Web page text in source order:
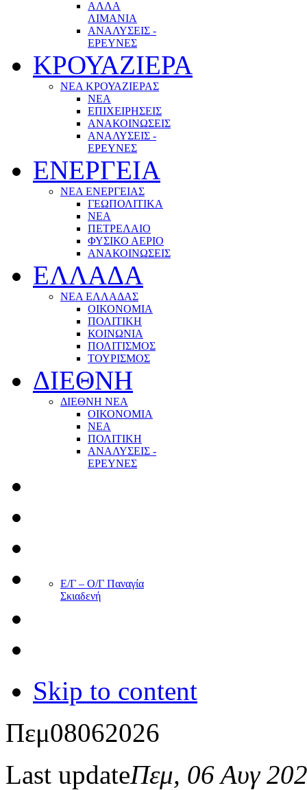
ΑΛΛΑ
ΛΙΜΑΝΙΑ
ΑΝΑΛΥΣΕΙΣ -
ΕΡΕΥΝΕΣ
ΚΡΟΥΑΖΙΕΡΑ
ΝΕΑ ΚΡΟΥΑΖΙΕΡΑΣ
NEA
ΕΠΙΧΕΙΡΗΣΕΙΣ
ΑΝΑΚΟΙΝΩΣΕΙΣ
ΑΝΑΛΥΣΕΙΣ -
ΕΡΕΥΝΕΣ
ΕΝΕΡΓΕΙΑ
ΝΕΑ ΕΝΕΡΓΕΙΑΣ
ΓΕΩΠΟΛΙΤΙΚΑ
ΝΕΑ
ΠΕΤΡΕΛΑΙΟ
ΦΥΣΙΚΟ ΑΕΡΙΟ
ΑΝΑΚΟΙΝΩΣΕΙΣ
ΕΛΛΑΔΑ
ΝΕΑ ΕΛΛΑΔΑΣ
ΟΙΚΟΝΟΜΙΑ
ΠΟΛΙΤΙΚΗ
ΚΟΙΝΩΝΙΑ
ΠΟΛΙΤΙΣΜΟΣ
ΤΟΥΡΙΣΜΟΣ
ΔΙΕΘΝΗ
ΔΙΕΘΝΗ ΝΕΑ
ΟΙΚΟΝΟΜΙΑ
ΝΕΑ
ΠΟΛΙΤΙΚΗ
ΑΝΑΛΥΣΕΙΣ -
ΕΡΕΥΝΕΣ
Ε/Γ – Ο/Γ Παναγία
Σκιαδενή
Skip to content
Πεμ08062026
Last updateΠεμ, 06 Αυγ